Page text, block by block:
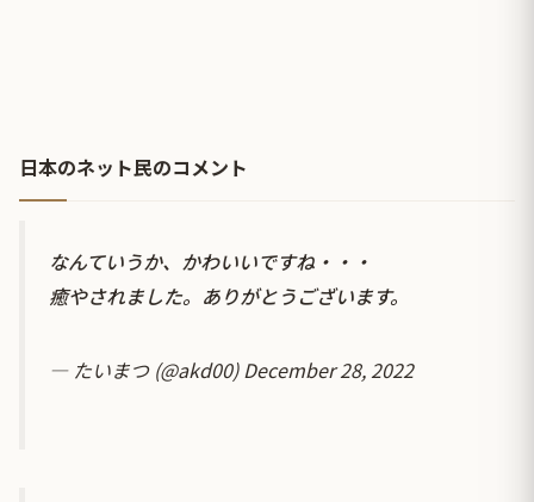
日本のネット民のコメント
なんていうか、かわいいですね・・・
癒やされました。ありがとうございます。
— たいまつ (@akd00)December 28, 2022